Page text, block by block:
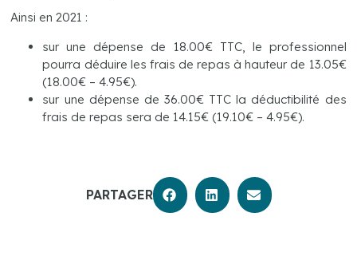
Ainsi en 2021 :
sur une dépense de 18.00€ TTC, le professionnel
pourra déduire les frais de repas à hauteur de 13.05€
(18.00€ – 4.95€).
sur une dépense de 36.00€ TTC la déductibilité des
frais de repas sera de 14.15€ (19.10€ – 4.95€).
PARTAGER